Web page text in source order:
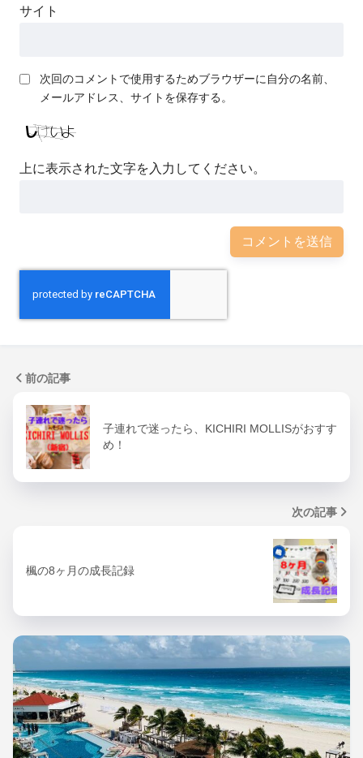
サイト
次回のコメントで使用するためブラウザーに自分の名前、
メールアドレス、サイトを保存する。
上に表示された文字を入力してください。
前の記事
子連れで迷ったら、KICHIRI MOLLISがおすす
め！
次の記事
楓の8ヶ月の成長記録